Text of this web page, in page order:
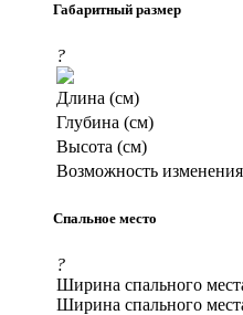
Габаритный размер
?
Длина (см)
Глубина (см)
Высота (см)
Возможность
Спальное место
?
Ширина спального
Ширина спального